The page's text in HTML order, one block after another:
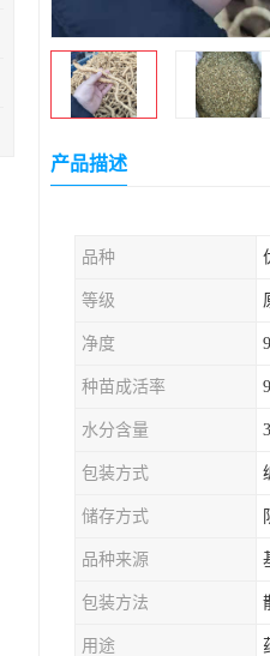
产品描述
品种
等级
净度
种苗成活率
水分含量
包装方式
储存方式
品种来源
包装方法
用途